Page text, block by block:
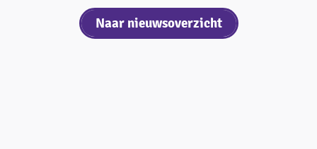
Naar nieuwsoverzicht